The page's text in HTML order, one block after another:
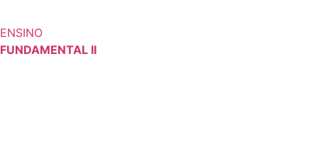
ENSINO
FUNDAMENTAL II